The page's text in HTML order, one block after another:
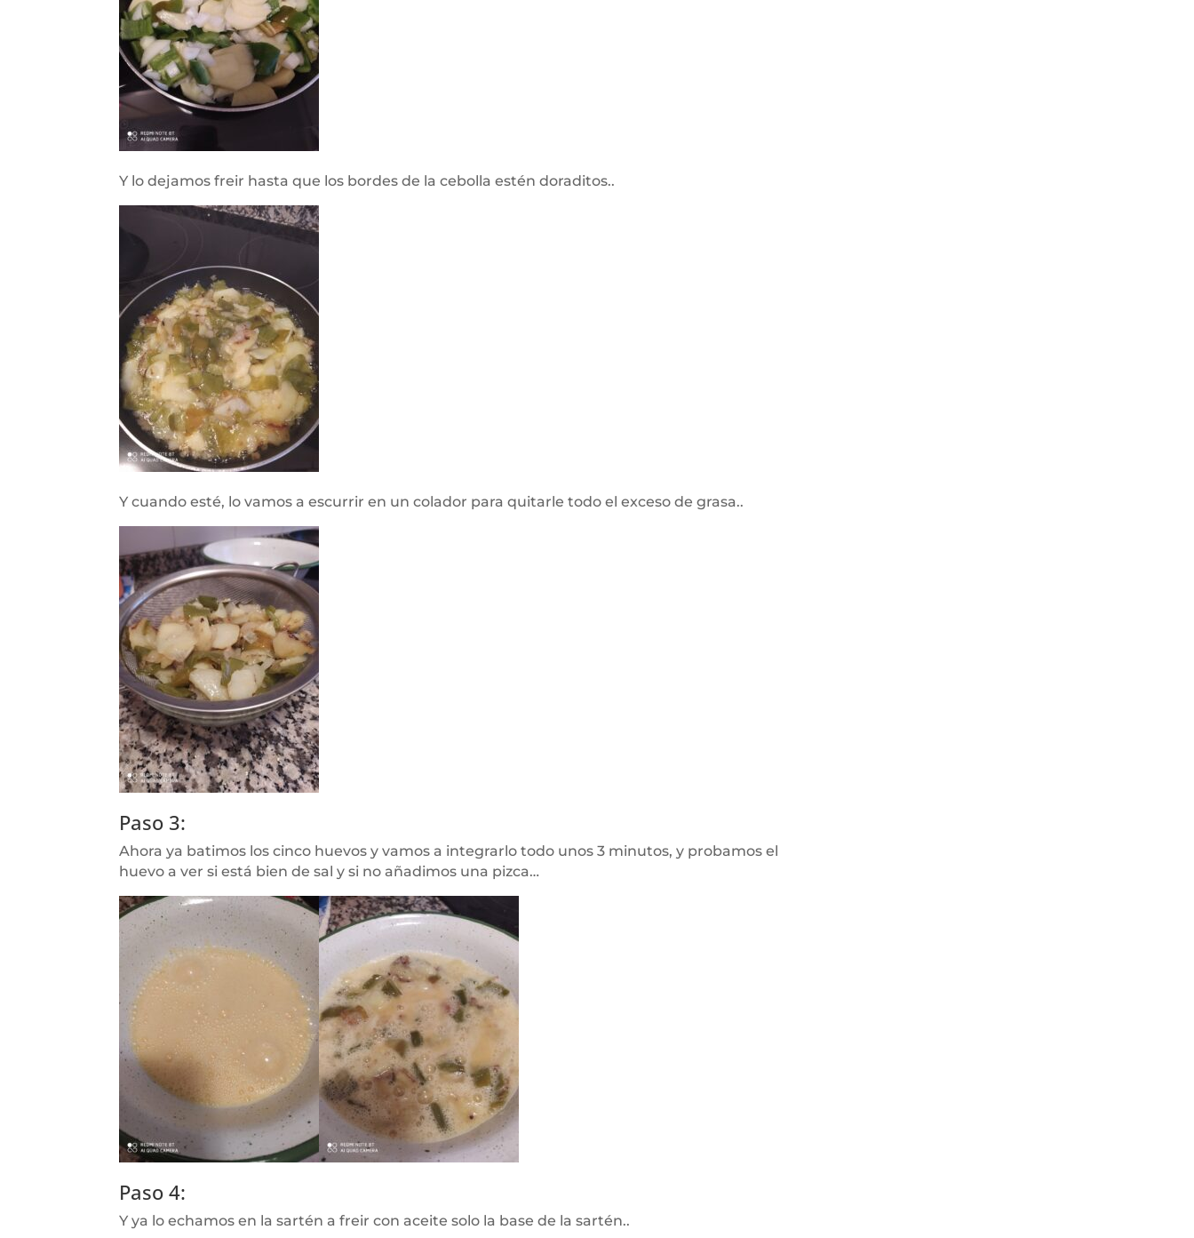
Y lo dejamos freir hasta que los bordes de la cebolla estén doraditos..
Y cuando esté, lo vamos a escurrir en un colador para quitarle todo el exceso de grasa..
Paso 3:
Ahora ya batimos los cinco huevos y vamos a integrarlo todo unos 3 minutos, y probamos el
huevo a ver si está bien de sal y si no añadimos una pizca…
Paso 4:
Y ya lo echamos en la sartén a freir con aceite solo la base de la sartén..